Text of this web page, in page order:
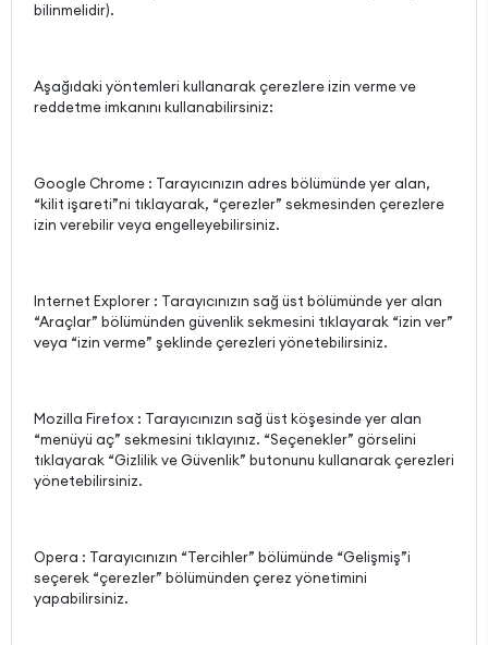
bilinmelidir).
Aşağıdaki yöntemleri kullanarak çerezlere izin verme ve
reddetme imkanını kullanabilirsiniz:
Google Chrome : Tarayıcınızın adres bölümünde yer alan,
“kilit işareti”ni tıklayarak, “çerezler” sekmesinden çerezlere
izin verebilir veya engelleyebilirsiniz.
Internet Explorer : Tarayıcınızın sağ üst bölümünde yer alan
“Araçlar” bölümünden güvenlik sekmesini tıklayarak “izin ver”
veya “izin verme” şeklinde çerezleri yönetebilirsiniz.
Mozilla Firefox : Tarayıcınızın sağ üst köşesinde yer alan
“menüyü aç” sekmesini tıklayınız. “Seçenekler” görselini
tıklayarak “Gizlilik ve Güvenlik” butonunu kullanarak çerezleri
yönetebilirsiniz.
Opera : Tarayıcınızın “Tercihler” bölümünde “Gelişmiş”i
seçerek “çerezler” bölümünden çerez yönetimini
yapabilirsiniz.